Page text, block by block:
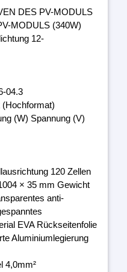
DES PV-MODULS
MODULS (340W)
12-
04.3
(W) Spannung (V)
120 Zellen
× 35 mm Gewicht
anti-
EVA Rückseitenfolie
Aluminiumlegierung
4,0mm²